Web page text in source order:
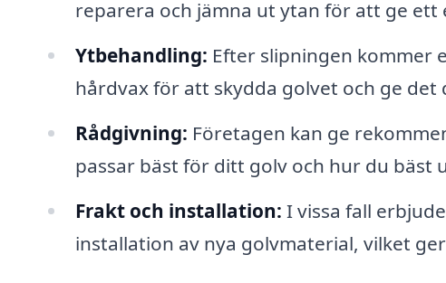
reparera och jämna ut ytan för att ge
Ytbehandling: Efter slipningen kommer
hårdvax för att skydda golvet och ge det
Rådgivning: Företagen kan ge
passar bäst för ditt golv och hur du bäst
Frakt och installation: I vissa fall
installation av nya golvmaterial, vilket